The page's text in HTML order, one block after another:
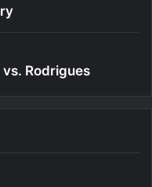
Rodrigues